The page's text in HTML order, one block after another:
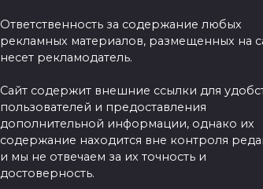
Ответственность за содержание любых
рекламных материалов, размещенных на
несет рекламодатель.
Сайт содержит внешние ссылки для
пользователей и предоставления
дополнительной информации, однако их
содержание находится вне контроля
и мы не отвечаем за их точность и
достоверность.